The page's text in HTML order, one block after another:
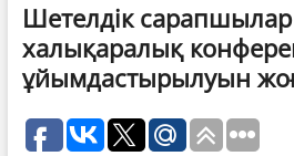
Шетелдік
халықаралық
ұйымдастырылуын